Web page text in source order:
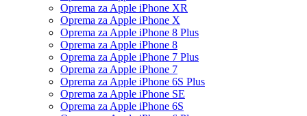
Oprema za Apple iPhone XR
Oprema za Apple iPhone X
Oprema za Apple iPhone 8 Plus
Oprema za Apple iPhone 8
Oprema za Apple iPhone 7 Plus
Oprema za Apple iPhone 7
Oprema za Apple iPhone 6S Plus
Oprema za Apple iPhone SE
Oprema za Apple iPhone 6S